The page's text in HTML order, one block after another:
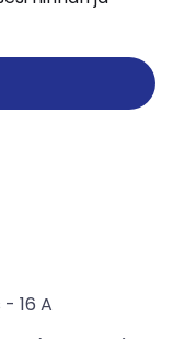
- 16 A